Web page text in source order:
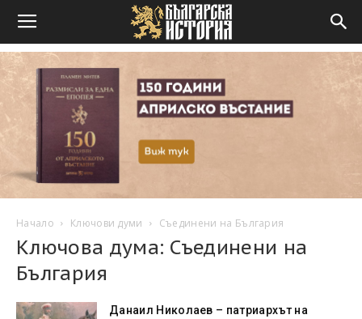
Начало Ключови думи Съединени на България
Ключова дума: Съединени на
България
Данаил Николаев – патриархът на